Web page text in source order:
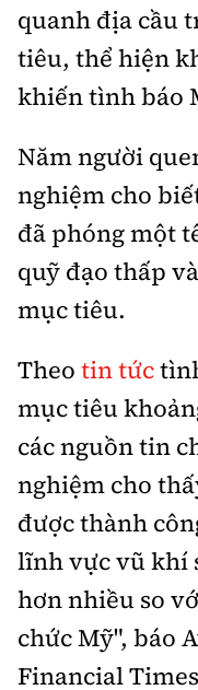
Thông tin tòa
quanh địa cầu
tiêu, thể hiện
khiến tình báo
Năm người
nghiệm cho
đã phóng một
quỹ đạo thấp
mục tiêu.
Theo tin tức
mục tiêu
các nguồn tin
nghiệm cho
được thành
lĩnh vực vũ khí
hơn nhiều so
chức Mỹ", báo
Financial